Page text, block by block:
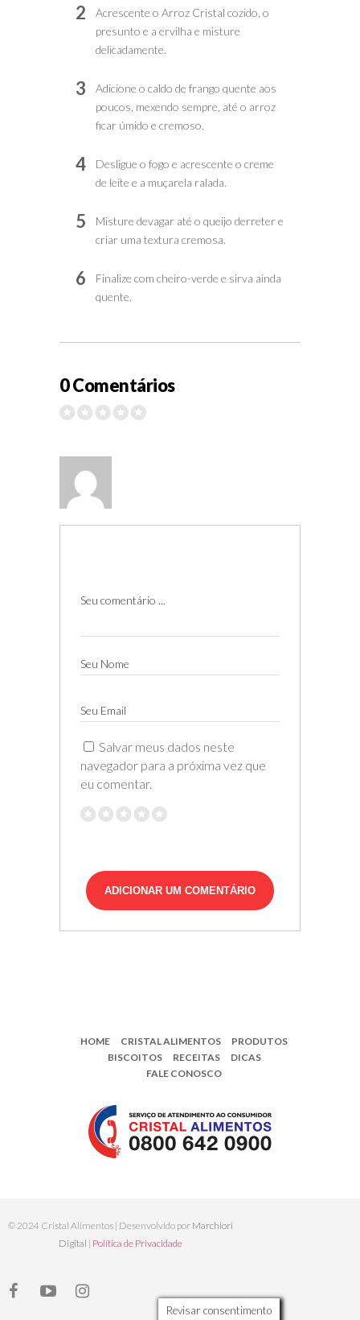
2
Acrescente o Arroz Cristal cozido, o
presunto e a ervilha e misture
delicadamente.
3
Adicione o caldo de frango quente aos
poucos, mexendo sempre, até o arroz
ficar úmido e cremoso.
4
Desligue o fogo e acrescente o creme
de leite e a muçarela ralada.
5
Misture devagar até o queijo derreter e
criar uma textura cremosa.
6
Finalize com cheiro-verde e sirva ainda
quente.
0 Comentários
Seu comentário ...
Seu Nome
Seu Email
Salvar meus dados neste
navegador para a próxima vez que
eu comentar.
HOME CRISTAL ALIMENTOS
PRODUTOS
BISCOITOS
RECEITAS
DICAS
FALE CONOSCO
© 2024 Cristal Alimentos | Desenvolvido por Marchiori
Digital | Política de Privacidade
Revisar consentimento